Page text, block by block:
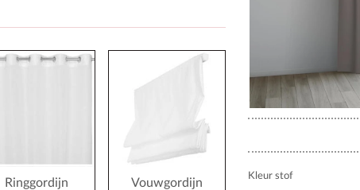
Ringgordijn Vouwgordijn
Kleur stof